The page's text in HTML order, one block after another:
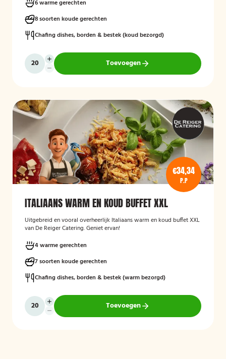
6 warme gerechten
8 soorten koude gerechten
Chafing dishes, borden & bestek (koud bezorgd)
Toevoegen
€34,34
P.P
ITALIAANS WARM EN KOUD BUFFET XXL
Uitgebreid en vooral overheerlijk Italiaans warm en koud buffet XXL
van De Reiger Catering. Geniet ervan!
4 warme gerechten
7 soorten koude gerechten
Chafing dishes, borden & bestek (warm bezorgd)
Toevoegen